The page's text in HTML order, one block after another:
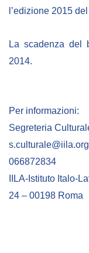
l’edizione 2015
La scadenza del
2014.
Per informazioni:
Segreteria
066872834
IILA-Istituto Italo-
24 – 00198 Roma